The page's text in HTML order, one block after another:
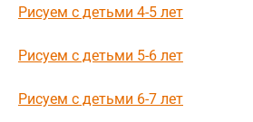
Рисуем с детьми 4-5 лет
Рисуем с детьми 5-6 лет
Рисуем с детьми 6-7 лет